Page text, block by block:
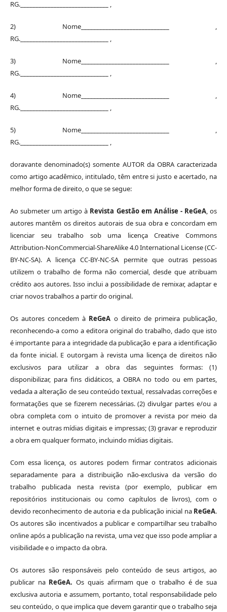
RG._____________________________ ,
2) Nome_____________________________ ,
RG._____________________________ ,
3) Nome_____________________________ ,
RG._____________________________ ,
4) Nome_____________________________ ,
RG._____________________________ ,
5) Nome_____________________________ ,
RG._____________________________ ,
doravante denominado(s) somente AUTOR da OBRA caracterizada
como artigo acadêmico, intitulado, têm entre si justo e acertado, na
melhor forma de direito, o que se segue:
Ao submeter um artigo à Revista Gestão em Análise - ReGeA, os
autores mantêm os direitos autorais de sua obra e concordam em
licenciar seu trabalho sob uma licença Creative Commons
Attribution-NonCommercial-ShareAlike 4.0 International License (CC-
BY-NC-SA). A licença CC-BY-NC-SA permite que outras pessoas
utilizem o trabalho de forma não comercial, desde que atribuam
crédito aos autores. Isso inclui a possibilidade de remixar, adaptar e
criar novos trabalhos a partir do original.
Os autores concedem à ReGeA o direito de primeira publicação,
reconhecendo-a como a editora original do trabalho, dado que isto
é importante para a integridade da publicação e para a identificação
da fonte inicial. E outorgam à revista uma licença de direitos não
exclusivos para utilizar a obra das seguintes formas: (1)
disponibilizar, para fins didáticos, a OBRA no todo ou em partes,
vedada a alteração de seu conteúdo textual, ressalvadas correções e
formatações que se fizerem necessárias. (2) divulgar partes e/ou a
obra completa com o intuito de promover a revista por meio da
internet e outras mídias digitais e impressas; (3) gravar e reproduzir
a obra em qualquer formato, incluindo mídias digitais.
Com essa licença, os autores podem firmar contratos adicionais
separadamente para a distribuição não-exclusiva da versão do
trabalho publicada nesta revista (por exemplo, publicar em
repositórios institucionais ou como capítulos de livros), com o
devido reconhecimento de autoria e da publicação inicial na ReGeA.
Os autores são incentivados a publicar e compartilhar seu trabalho
online após a publicação na revista, uma vez que isso pode ampliar a
visibilidade e o impacto da obra.
Os autores são responsáveis ​​pelo conteúdo de seus artigos, ao
publicar na ReGeA.Os quais afirmam que o trabalho é de sua
exclusiva autoria e assumem, portanto, total responsabilidade pelo
seu conteúdo, o que implica que devem garantir que o trabalho seja